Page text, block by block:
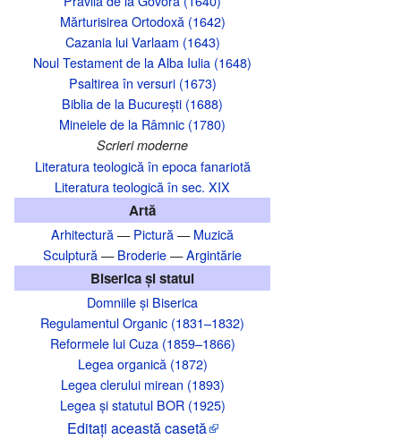
Mărturisirea Ortodoxă (1642)
Cazania lui Varlaam (1643)
Noul Testament de la Alba Iulia (1648)
Psaltirea în versuri (1673)
Biblia de la București (1688)
Mineiele de la Râmnic (1780)
Scrieri moderne
Literatura teologică în epoca fanariotă
Literatura teologică în sec. XIX
Artă
Arhitectură—Pictură—Muzică
Sculptură—Broderie—Argintărie
Biserica și statul
Domniile și Biserica
Regulamentul Organic (1831–1832)
Reformele lui Cuza (1859–1866)
Legea organică (1872)
Legea clerului mirean (1893)
Legea și statutul BOR (1925)
Editaţi această casetă